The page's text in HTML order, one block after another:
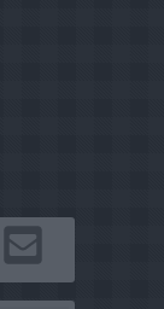
Send